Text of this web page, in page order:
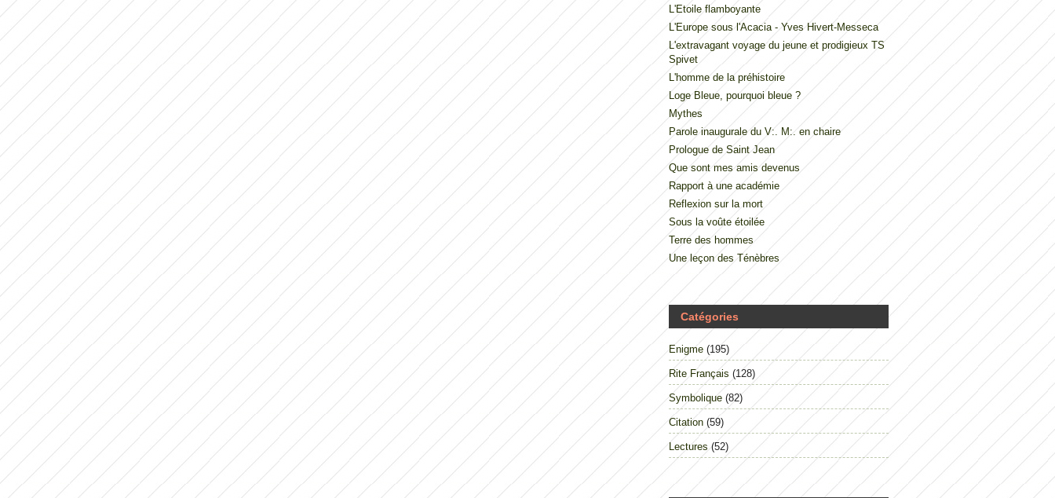
L'Etoile flamboyante
L'Europe sous l'Acacia - Yves Hivert-Messeca
L'extravagant voyage du jeune et prodigieux TS
Spivet
L'homme de la préhistoire
Loge Bleue, pourquoi bleue ?
Mythes
Parole inaugurale du V:. M:. en chaire
Prologue de Saint Jean
Que sont mes amis devenus
Rapport à une académie
Reflexion sur la mort
Sous la voûte étoilée
Terre des hommes
Une leçon des Ténèbres
Catégories
Enigme (195)
Rite Français (128)
Symbolique (82)
Citation (59)
Lectures (52)